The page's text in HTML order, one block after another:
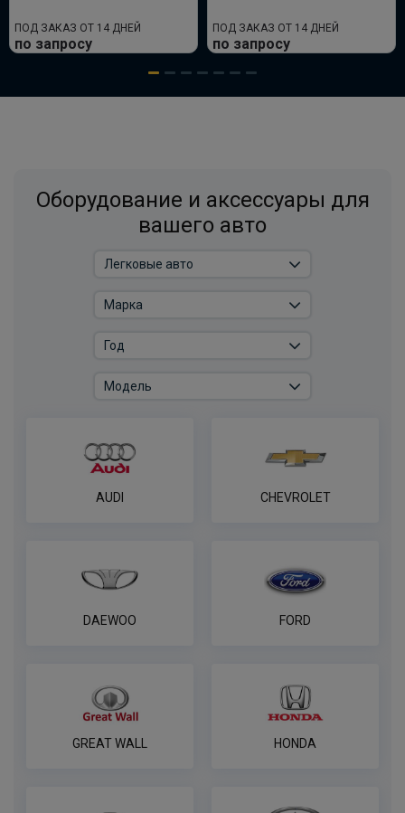
ПОД ЗАКАЗ ОТ 14 ДНЕЙ
по запросу
ПОД ЗАКАЗ ОТ 14 ДНЕЙ
по запросу
Оборудование и аксессуары для
вашего авто
AUDI CHEVROLET
DAEWOO FORD
GREAT WALL HONDA